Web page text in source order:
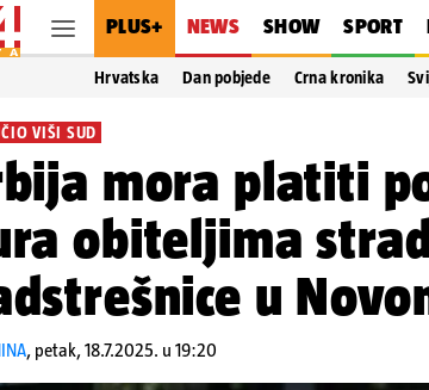
PLUS+ NEWS SHOW SPORT
Hrvatska Dan pobjede Crna kronika
VIŠI SUD
mora platiti
obiteljima
u
, petak, 18.7.2025. u 19:20